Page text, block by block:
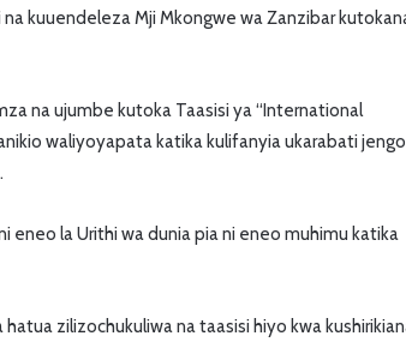
kuuendeleza Mji Mkongwe wa Zanzibar
na ujumbe kutoka Taasisi ya “International
waliyoyapata katika kulifanyia ukarabati
eneo la Urithi wa dunia pia ni eneo muhimu katika
zilizochukuliwa na taasisi hiyo kwa